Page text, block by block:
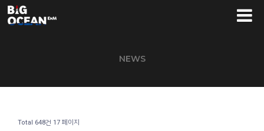
NEWS
Total 648건 17 페이지